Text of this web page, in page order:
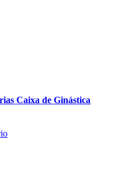
Caixa de Ginástica